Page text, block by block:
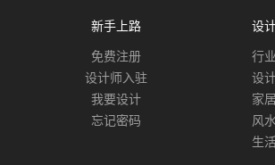
新手上路
免费注册
设计师入驻
我要设计
忘记密码
设
行
设
家
风
生